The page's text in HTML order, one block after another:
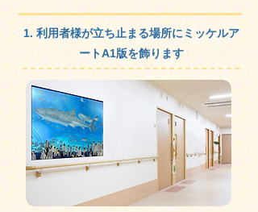
1. 利用者様が立ち止まる場所に ミッケルア
ートA1版を飾ります